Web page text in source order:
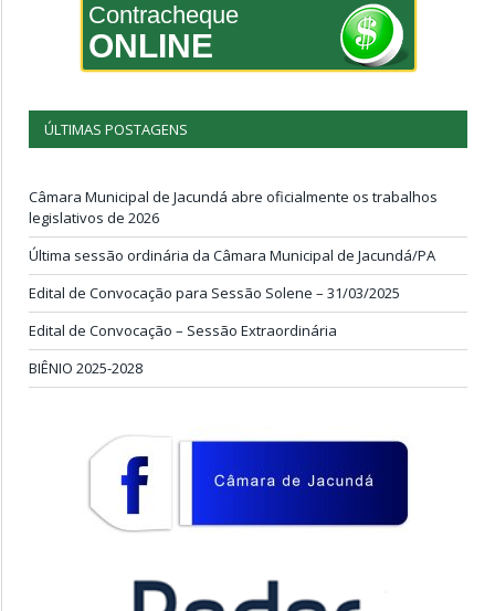
Contracheque
ONLINE
ÚLTIMAS POSTAGENS
Câmara Municipal de Jacundá abre oficialmente os trabalhos
legislativos de 2026
Última sessão ordinária da Câmara Municipal de Jacundá/PA
Edital de Convocação para Sessão Solene – 31/03/2025
Edital de Convocação – Sessão Extraordinária
BIÊNIO 2025-2028